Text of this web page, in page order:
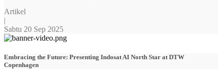
Artikel
|
Sabtu 20 Sep 2025
Embracing the Future: Presenting Indosat AI North Star at DTW
Copenhagen